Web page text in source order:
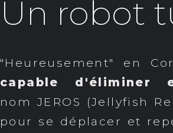
Un robot
"Heureusement" en
capable d'éliminer
nom JEROS (Jellyfish
pour se déplacer et